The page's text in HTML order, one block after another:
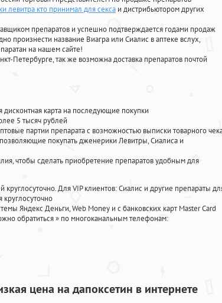
левитра кто принимал для секса и дистрибьютором других
препаратов и успешно подтверждается годами продаж
произнести название Виагра или Сиалис в аптеке вслух,
на нашем сайте!
Петербурге, так же возможна доставка препаратов почтой
дисконтная карта на последующие покупки
5 тысяч рублей
партии препарата с возможностью выписки товарного
покупать дженерики Левитры, Сиалиса и
чтобы сделать приобретение препаратов удобным для
Для VIP клиентов: Сиалис и другие препараты
круглосуточно
Яндекс Деньги, Web Money и с банковских карт Master Card
обратиться» по многоканальным телефонам:
цена на дапоксетин в интернете